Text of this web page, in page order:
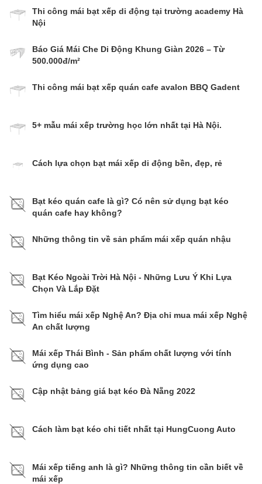
Thi công mái bạt xếp di động tại trường academy Hà
Nội
Báo Giá Mái Che Di Động Khung Giàn 2026 – Từ
500.000đ/m²
Thi công mái bạt xếp quán cafe avalon BBQ Gadent
5+ mẫu mái xếp trường học lớn nhất tại Hà Nội.
Cách lựa chọn bạt mái xếp di động bền, đẹp, rẻ
Bạt kéo quán cafe là gì? Có nên sử dụng bạt kéo
quán cafe hay không?
Những thông tin về sản phẩm mái xếp quán nhậu
Bạt Kéo Ngoài Trời Hà Nội - Những Lưu Ý Khi Lựa
Chọn Và Lắp Đặt
Tìm hiểu mái xếp Nghệ An? Địa chỉ mua mái xếp Nghệ
An chất lượng
Mái xếp Thái Bình - Sản phẩm chất lượng với tính
ứng dụng cao
Cập nhật bảng giá bạt kéo Đà Nẵng 2022
Cách làm bạt kéo chi tiết nhất tại HungCuong Auto
Mái xếp tiếng anh là gì? Những thông tin cần biết về
mái xếp